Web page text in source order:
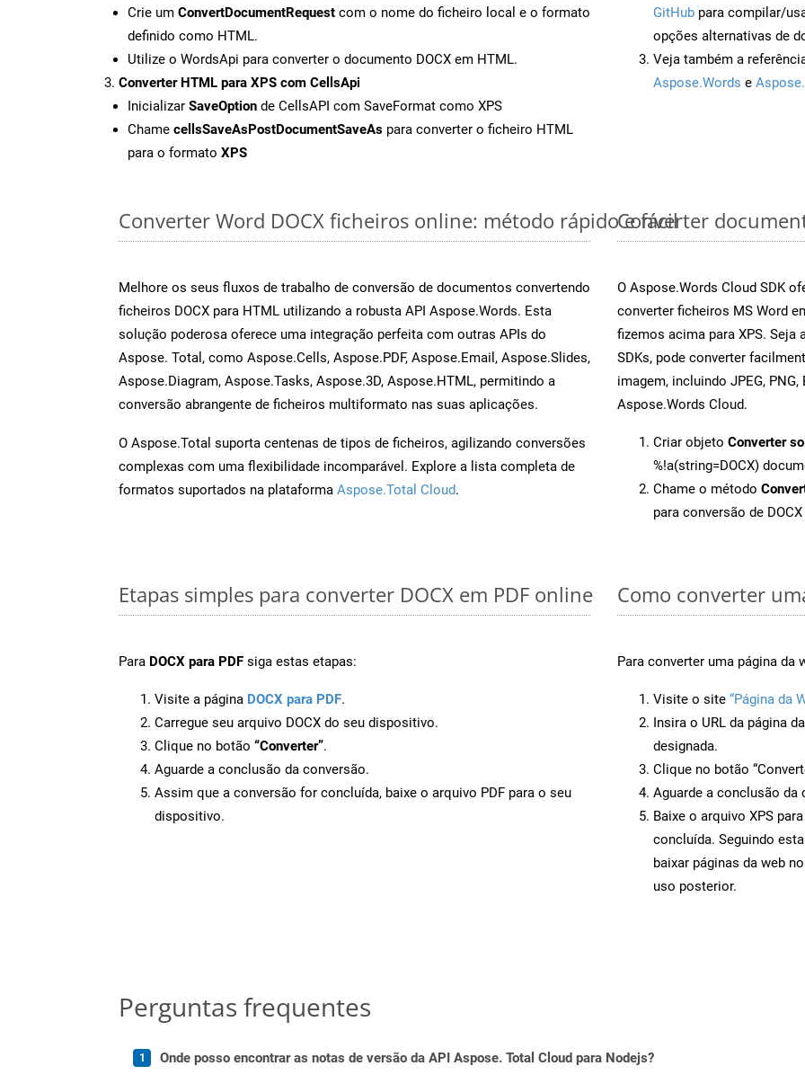
Crie um ConvertDocumentRequest com o nome do ficheiro local e o formato
definido como HTML.
Utilize o WordsApi para converter o documento DOCX em HTML.
Converter HTML para XPS com CellsApi
Inicializar SaveOption de CellsAPI com SaveFormat como XPS
Chame cellsSaveAsPostDocumentSaveAs para converter o ficheiro HTML
para o formato XPS
GitHub para compilar/
opções alternativas de
Veja também a
Aspose.Words e
Converter Word DOCX ficheiros online: método rápido e fácil
Melhore os seus fluxos de trabalho de conversão de documentos convertendo
ficheiros DOCX para HTML utilizando a robusta API Aspose.Words. Esta
solução poderosa oferece uma integração perfeita com outras APIs do
Aspose. Total, como Aspose.Cells, Aspose.PDF, Aspose.Email, Aspose.Slides,
Aspose.Diagram, Aspose.Tasks, Aspose.3D, Aspose.HTML, permitindo a
conversão abrangente de ficheiros multiformato nas suas aplicações.
O Aspose.Total suporta centenas de tipos de ficheiros, agilizando conversões
complexas com uma flexibilidade incomparável. Explore a lista completa de
formatos suportados na plataforma Aspose.Total Cloud.
Converter
O Aspose.Words Cloud SDK
converter ficheiros MS Word
fizemos acima para XPS. Seja
SDKs, pode converter
imagem, incluindo JPEG, PNG,
Aspose.Words Cloud.
Criar objeto Converter
%!a(string=DOCX)
Chame o método
para conversão de DOCX
Etapas simples para converter DOCX em PDF online
Para DOCX para PDF siga estas etapas:
Visite a página DOCX para PDF.
Carregue seu arquivo DOCX do seu dispositivo.
Clique no botão “Converter”.
Aguarde a conclusão da conversão.
Assim que a conversão for concluída, baixe o arquivo PDF para o seu
dispositivo.
Como converter
Para converter uma página da
Visite o site “Página da
Insira o URL da página
designada.
Clique no botão
Aguarde a conclusão da
Baixe o arquivo XPS
concluída. Seguindo
baixar páginas da web
uso posterior.
Perguntas frequentes
Onde posso encontrar as notas de versão da API Aspose. Total Cloud para Nodejs?